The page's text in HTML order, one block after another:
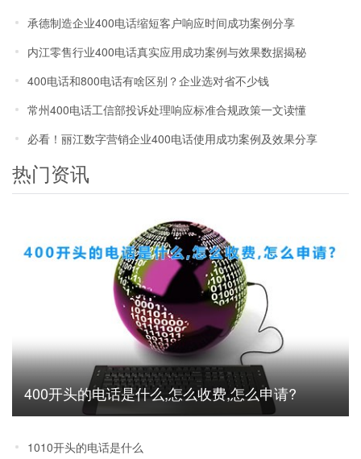
低的难题
承德制造企业400电话缩短客户响应时间成功案例分享
内江零售行业400电话真实应用成功案例与效果数据揭秘
400电话和800电话有啥区别？企业选对省不少钱
常州400电话工信部投诉处理响应标准合规政策一文读懂
必看！丽江数字营销企业400电话使用成功案例及效果分享
热门资讯
400开头的电话是什么,怎么收费,怎么申请?
1010开头的电话是什么